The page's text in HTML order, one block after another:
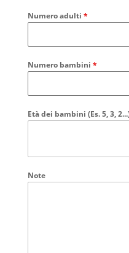
Numero adulti *
Numero bambini *
Età dei bambini (Es. 5, 3,
Note